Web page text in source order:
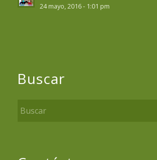
24 mayo, 2016 - 1:01 pm
Buscar